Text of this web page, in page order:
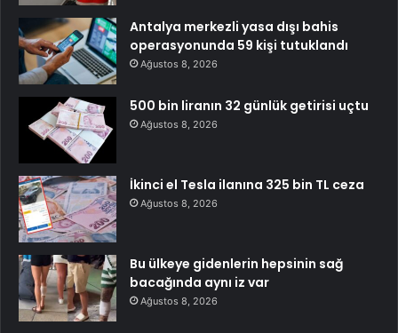
Antalya merkezli yasa dışı bahis
operasyonunda 59 kişi tutuklandı
Ağustos 8, 2026
500 bin liranın 32 günlük getirisi uçtu
Ağustos 8, 2026
İkinci el Tesla ilanına 325 bin TL ceza
Ağustos 8, 2026
Bu ülkeye gidenlerin hepsinin sağ
bacağında aynı iz var
Ağustos 8, 2026